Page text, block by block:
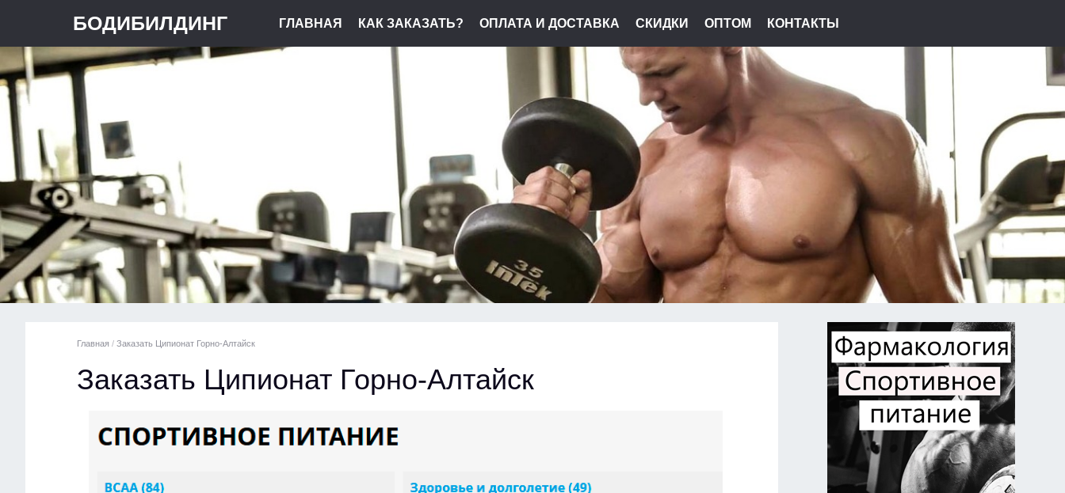
БОДИБИЛДИНГ ГЛАВНАЯ КАК ЗАКАЗАТЬ? ОПЛАТА И ДОСТАВКА СКИДКИ ОПТОМ КОНТАКТЫ
Главная / Заказать Ципионат Горно-Алтайск
Заказать Ципионат Горно-Алтайск